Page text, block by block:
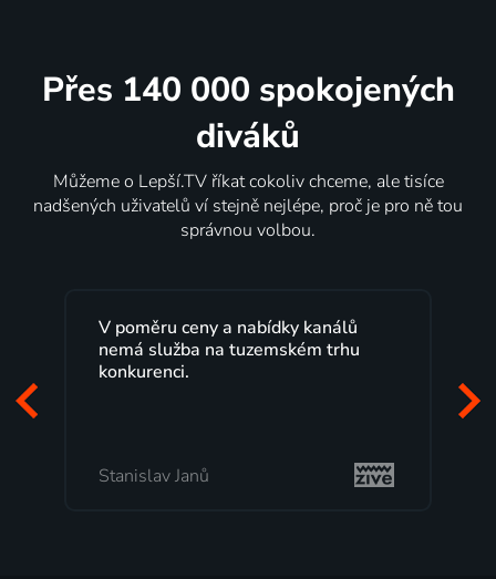
Přes 140 000 spokojených
diváků
Můžeme o Lepší.TV říkat cokoliv chceme, ale tisíce
nadšených uživatelů ví stejně nejlépe, proč je pro ně tou
správnou volbou.
Lepší.TV sleduji už několik let s
maximální spokojeností. Velký výběr
programů a nemuset běžet k TV na
Milada Tomešová